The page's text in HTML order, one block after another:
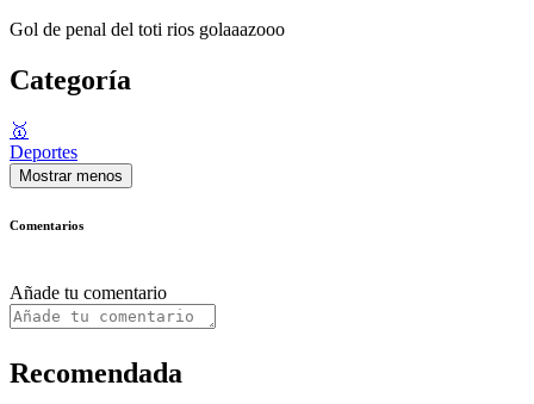
Gol de penal del toti rios golaaazooo
Categoría
🥇
Deportes
Mostrar menos
Comentarios
Añade tu comentario
Recomendada